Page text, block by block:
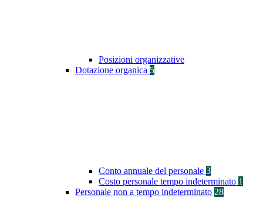
Posizioni organizzative
Dotazione organica 5
Conto annuale del personale 3
Costo personale tempo indeterminato 1
Personale non a tempo indeterminato 28